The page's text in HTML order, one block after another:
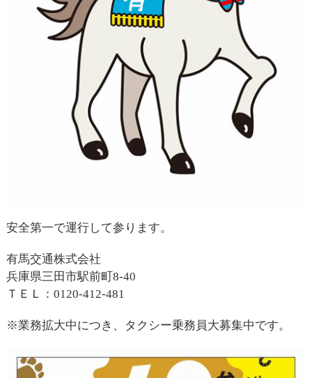
安全第一で運行して参ります。
有馬交通株式会社
兵庫県三田市駅前町8-40
ＴＥＬ：0120-412-481
※業務拡大中につき、タクシー乗務員大募集中です。